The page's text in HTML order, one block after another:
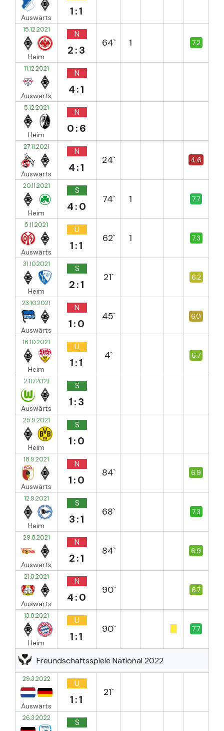
Auswärts 1:1
15.12.2021
Heim
N
2:3
64` 1 7.2
11.12.2021
Auswärts
N
4:1
5.12.2021
Heim
N
0:6
27.11.2021
Auswärts
N
4:1
24` 4.6
20.11.2021
Heim
S
4:0
74` 1 7.7
5.11.2021
Auswärts
U
1:1
62` 1 7.3
31.10.2021
Heim
S
2:1
21` 6.2
23.10.2021
Auswärts
N
1:0
45` 6.0
16.10.2021
Heim
U
1:1
4` 6.7
2.10.2021
Auswärts
S
1:3
25.9.2021
Heim
S
1:0
18.9.2021
Auswärts
N
1:0
84` 6.9
12.9.2021
Heim
S
3:1
68` 7.3
29.8.2021
Auswärts
N
2:1
84` 6.9
21.8.2021
Auswärts
N
4:0
90` 6.7
13.8.2021
Heim
U
1:1
90` 7.7
Freundschaftsspiele National 2022
29.3.2022
Auswärts
U
1:1
21`
26.3.2022 S